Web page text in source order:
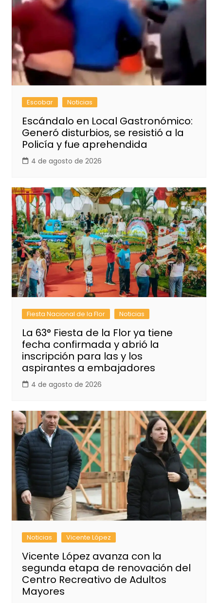
Escobar Noticias
Escándalo en Local Gastronómico:
Generó disturbios, se resistió a la
Policía y fue aprehendida
4 de agosto de 2026
Fiesta Nacional de la Flor Noticias
La 63° Fiesta de la Flor ya tiene
fecha confirmada y abrió la
inscripción para las y los
aspirantes a embajadores
4 de agosto de 2026
Noticias Vicente López
Vicente López avanza con la
segunda etapa de renovación del
Centro Recreativo de Adultos
Mayores